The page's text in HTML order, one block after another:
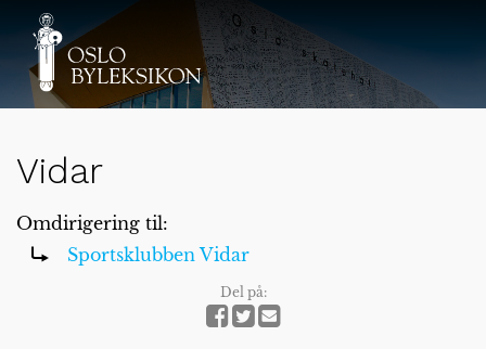
Vidar
Omdirigering til:
Sportsklubben Vidar
Del på: